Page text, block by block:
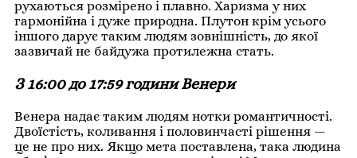
рухаються розмірено і плавно. Харизма у них
гармонійна і дуже природна. Плутон крім усього
іншого дарує таким людям зовнішність, до якої
зазвичай не байдужа протилежна стать.
З 16:00 до 17:59 години Венери
Венера надає таким людям нотки романтичності.
Двоїстість, коливання і половинчасті рішення —
це не про них. Якщо мета поставлена, така людина